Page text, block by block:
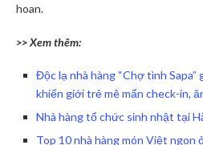
hoan.
>> Xem thêm:
Độc lạ nhà hàng “Chợ tình Sapa”
khiến giới trẻ mê mẩn check-in,
Nhà hàng tổ chức sinh nhật tại
Top 10 nhà hàng món Việt ngon